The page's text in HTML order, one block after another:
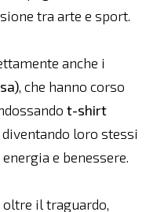
tra arte e sport.
anche i
, che hanno corso
t-shirt
diventando loro stessi
e benessere.
oltre il traguardo,